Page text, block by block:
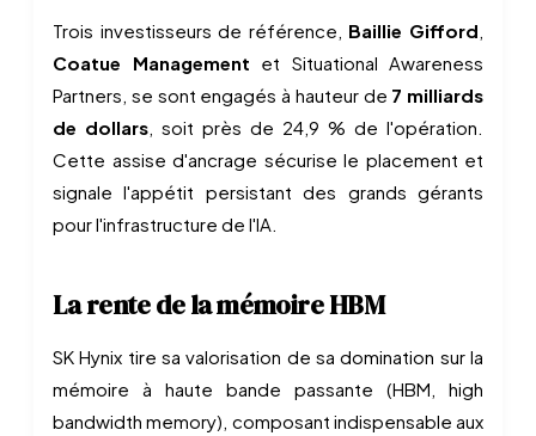
Trois investisseurs de référence, Baillie Gifford,
Coatue Management et Situational Awareness
Partners, se sont engagés à hauteur de 7 milliards
de dollars, soit près de 24,9 % de l'opération.
Cette assise d'ancrage sécurise le placement et
signale l'appétit persistant des grands gérants
pour l'infrastructure de l'IA.
La rente de la mémoire HBM
SK Hynix tire sa valorisation de sa domination sur la
mémoire à haute bande passante (HBM, high
bandwidth memory), composant indispensable aux